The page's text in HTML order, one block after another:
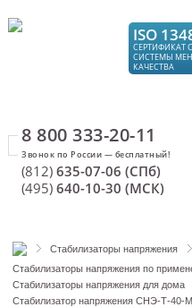
ISO
СЕРТИФИКАТ
СИСТЕМЫ
КАЧЕСТВА
8 800 333-20-11
(812) 635-07-06 (СПб)
(495) 640-10-30 (МСК)
Стабилизаторы напряжения
Стабилизаторы напряжения по
Стабилизаторы напряжения для дома
Стабилизатор напряжения СНЭ-Т-40-